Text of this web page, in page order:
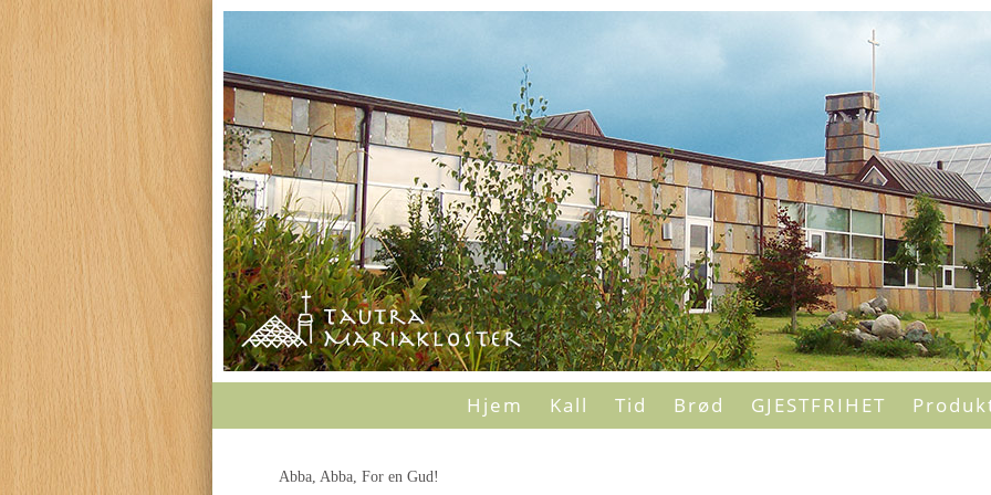
Hjem Kall Tid Brød GJESTFRIHET
Abba, Abba, For en Gud!